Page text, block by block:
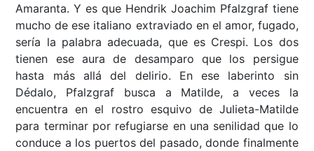
Amaranta. Y es que Hendrik Joachim Pfalzgraf tiene
mucho de ese italiano extraviado en el amor, fugado,
sería la palabra adecuada, que es Crespi. Los dos
tienen ese aura de desamparo que los persigue
hasta más allá del delirio. En ese laberinto sin
Dédalo, Pfalzgraf busca a Matilde, a veces la
encuentra en el rostro esquivo de Julieta-Matilde
para terminar por refugiarse en una senilidad que lo
conduce a los puertos del pasado, donde finalmente